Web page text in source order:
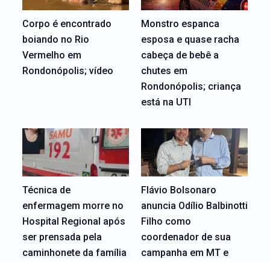
Corpo é encontrado
boiando no Rio
Vermelho em
Rondonópolis; vídeo
Monstro espanca
esposa e quase racha
cabeça de bebê a
chutes em
Rondonópolis; criança
está na UTI
Técnica de
enfermagem morre no
Hospital Regional após
ser prensada pela
caminhonete da família
Flávio Bolsonaro
anuncia Odílio Balbinotti
Filho como
coordenador de sua
campanha em MT e